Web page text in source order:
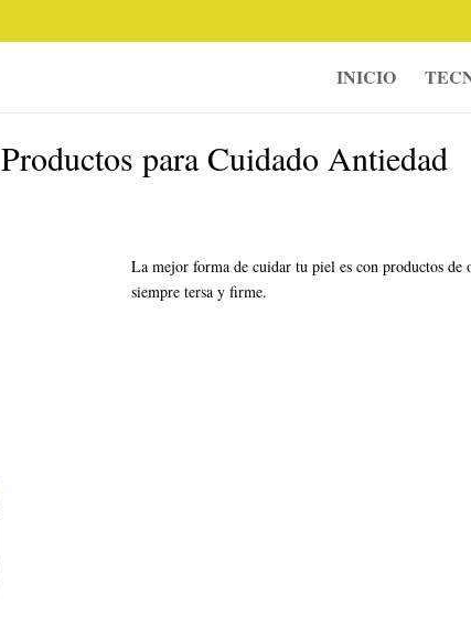
INICIO
Productos para Cuidado Antiedad
La mejor forma de cuidar tu piel es con productos
siempre tersa y firme.